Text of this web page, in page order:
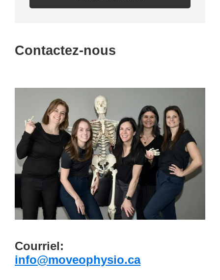
Contactez-nous
Courriel:
info@moveophysio.ca